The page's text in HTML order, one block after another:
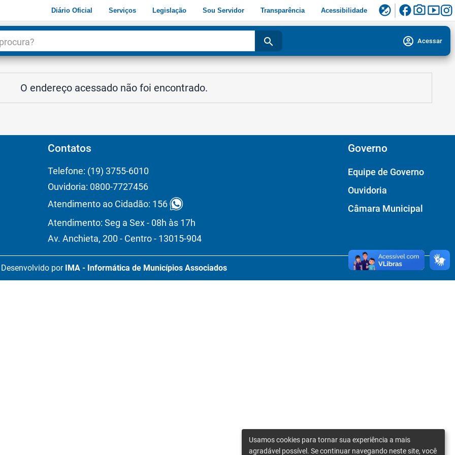
Diário Oficial Serviços Legislação Sou Servidor Transparência Acessibilidade flaky facebookphoto_camerasmart_display
search account_circle Acessar
O endereço acessado não foi encontrado.
Contatos
Telefone: (19) 3755-6010
Ouvidoria: 0800-7727456
Atendimento ao Cidadão: 156
Atendimento: Seg a Sex - 08h às 17h
Av. Anchieta, 200 - Centro - 13015-904
Governo
Equipe de Governo
Ouvidoria
Câmara Municipal
Desenvolvido por IMA - Informática de Municípios Associados
Usamos cookies para tornar sua experiência a mais
agradável possível. Se continuar navegando neste site, você